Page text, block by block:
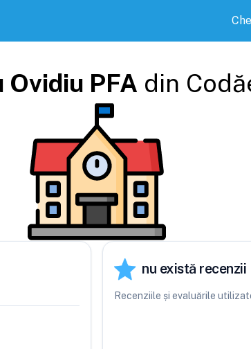
Ovidiu PFA din
nu există recenzii
Recenziile și evaluările